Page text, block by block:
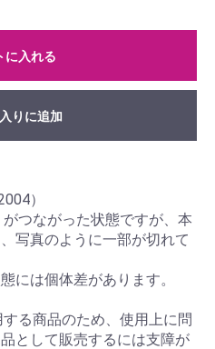
に入れる
りに追加
）
つながった状態ですが、本
写真のように一部が切れて
には個体差があります。
る商品のため、使用上に問
として販売するには支障が